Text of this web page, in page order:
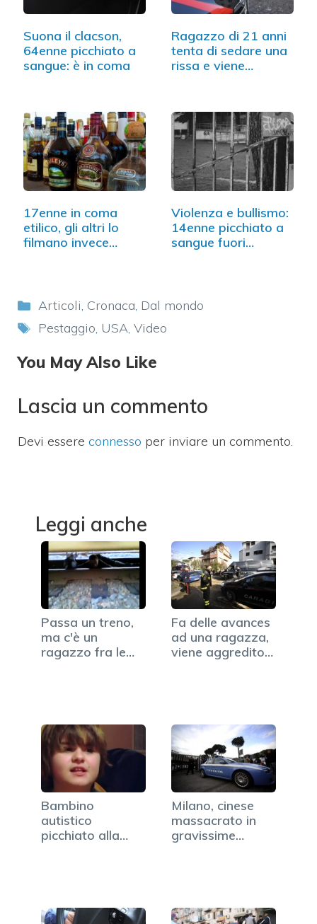
Suona il clacson,
64enne picchiato a
sangue: è in coma
Ragazzo di 21 anni
tenta di sedare una
rissa e viene…
17enne in coma
etilico, gli altri lo
filmano invece…
Violenza e bullismo:
14enne picchiato a
sangue fuori…
Categorie
Articoli, Cronaca, Dal mondo
Tag
Pestaggio, USA, Video
You May Also Like
Lascia un commento
Devi essere connesso per inviare un commento.
Leggi anche
Passa un treno,
ma c'è un
ragazzo fra le
Fa delle avances
ad una ragazza,
viene aggredito
Bambino
autistico
picchiato alla
Milano, cinese
massacrato in
gravissime